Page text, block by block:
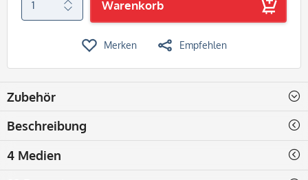
Warenkorb
Merken Empfehlen
Zubehör
Beschreibung
4 Medien